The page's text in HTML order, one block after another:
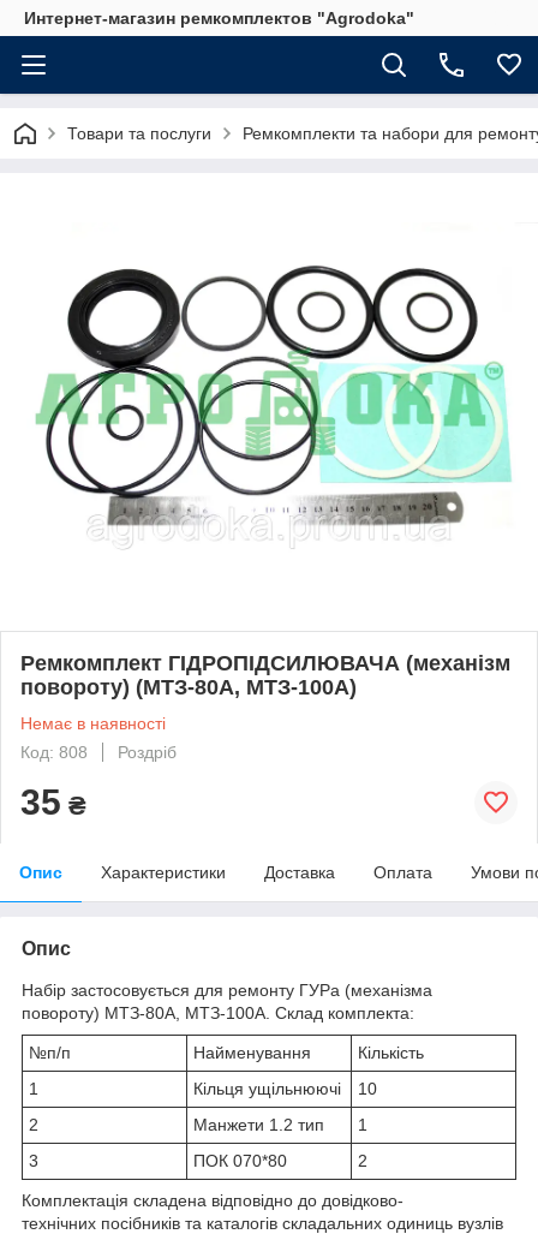
Интернет-магазин ремкомплектов "Agrodoka"
Товари та послуги Ремкомплекти та набори для
Ремкомплект ГІДРОПІДСИЛЮВАЧА (механізм
повороту) (МТЗ-80А, МТЗ-100А)
Немає в наявності
Код: 808
Роздріб
35 ₴
Опис Характеристики Доставка Оплата Умови
Опис
Набір застосовується для ремонту ГУРа (механізма
повороту) МТЗ-80А, МТЗ-100А. Склад комплекта:
№п/п Найменування
Кількість
1
Кільця ущільнюючі
10
2
Манжети 1.2 тип
1
3
ПОК 070*80 2
Комплектація складена відповідно до довідково-
технічних посібників та каталогів складальних одиниць вузлів